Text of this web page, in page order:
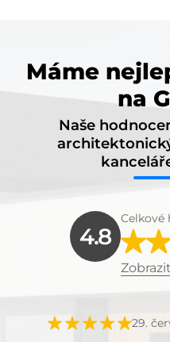
Máme
na
Naše
4.8
Celkové
29.